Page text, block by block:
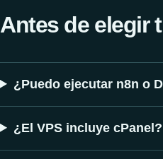
Antes de elegir
¿Puedo ejecutar n8n o
¿El VPS incluye cPanel?